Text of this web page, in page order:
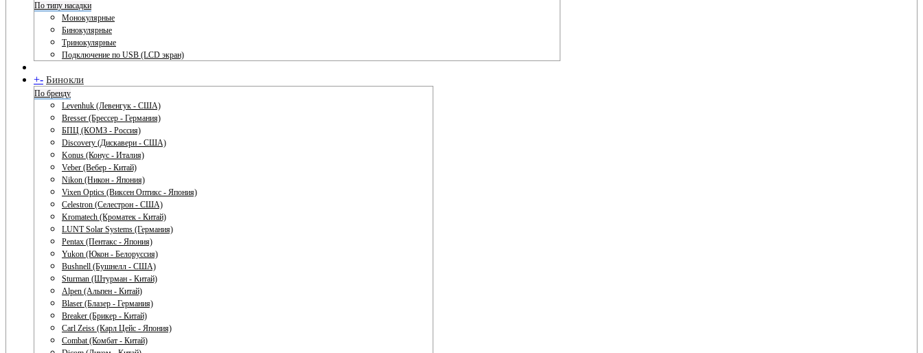
По типу насадки
Монокулярные
Бинокулярные
Тринокулярные
Подключение по USB (LCD экран)
+- Бинокли
По бренду
Levenhuk (Левенгук - США)
Bresser (Брессер - Германия)
БПЦ (КОМЗ - Россия)
Discovery (Дискавери - США)
Konus (Конус - Италия)
Veber (Вебер - Китай)
Nikon (Никон - Япония)
Vixen Optics (Виксен Оптикс - Япония)
Celestron (Селестрон - США)
Kromatech (Кроматек - Китай)
LUNT Solar Systems (Германия)
Pentax (Пентакс - Япония)
Yukon (Юкон - Белоруссия)
Bushnell (Бушнелл - США)
Sturman (Штурман - Китай)
Alpen (Альпен - Китай)
Blaser (Блазер - Германия)
Breaker (Брикер - Китай)
Carl Zeiss (Карл Цейс - Япония)
Combat (Комбат - Китай)